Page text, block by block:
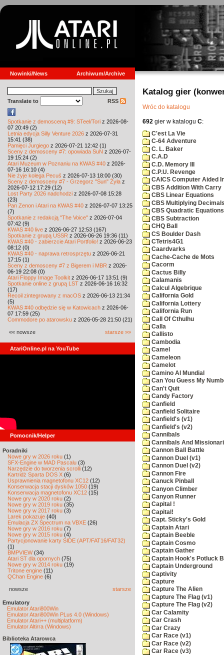
Nowinki/News Archiwum/Archive
Translate to RSS
Spotkanie z demosceną #9: STeel/Tori z 2026-08-
07 20:49 (2)
Letnia edycja Silly Venture 2026 z 2026-07-31
15:41 (38)
Pamięci Jurgiego z 2026-07-21 12:42 (1)
Sceny z demosceny #7: opowiada SuN z 2026-07-
19 15:24 (2)
Atari Muzeum w Poznaniu na KWAS #40 z 2026-
07-16 16:10 (4)
Nie żyje kolega Pecuś z 2026-07-13 18:00 (30)
Sceny z demosceny #7 - Grzegorz "Sun" Żyła z
2026-07-12 17:29 (12)
Lost Party 2026 nadchodzi z 2026-07-08 15:28
(23)
Pan Zenon i Atari na KWAS #40 z 2026-07-07 13:25
(7)
Spotkanie z redakcją "The Voice" z 2026-07-04
07:42 (9)
KWAS #40 live z 2026-06-27 12:53 (167)
Spotkanie z grupą USSR z 2026-06-26 19:36 (11)
KWAS #40 - zabierzcie Atari Portfolio! z 2026-06-23
08:12 (0)
KWAS #40 - naprawa retrosprzętu z 2026-06-21
17:15 (1)
Sceny z demosceny #7 z Bigerem i MBR z 2026-
06-19 22:08 (0)
Atari Floppy Image Toolkit z 2026-06-17 13:51 (9)
Spotkanie online z grupą LST z 2026-06-16 16:32
(17)
Recoil zintegrowany z macOS z 2026-06-13 21:34
(5)
KWAS #40 odbędzie się w Katowicach z 2026-06-
07 17:59 (25)
Commodore po atarowsku z 2026-05-28 21:50 (21)
«« nowsze starsze »»
AtariOnline.pl na YouTube
Pomocnik/Helper
Poradniki
Nowe gry w 2026 roku (1)
SFX-Engine w MAD Pascalu (3)
Narzędzie do tworzenia scrolli (12)
Kartridż Sparta DOS X (6)
Usprawnienia magnetofonu XC12 (12)
Konserwacja stacji dysków 1050 (19)
Konserwacja magnetofonu XC12 (15)
Nowe gry w 2020 roku (2)
Nowe gry w 2019 roku (35)
Nowe gry w 2017 roku (3)
Larek pokazuje (40)
Emulacja ZX Spectrum na VBXE (26)
Nowe gry w 2016 roku (7)
Nowe gry w 2015 roku (4)
Partycjonowanie karty SIDE (APT/FAT16/FAT32)
(1)
BMPVIEW(34)
Atari ST dla opornych (75)
Nowe gry w 2014 roku (19)
Tritone engine (11)
QChan Engine (6)
nowsze starsze
Emulatory
Emulator Atari800Win
Emulator Atari800Win PLus 4.0 (Windows)
Emulator Atari++ (multiplatform)
Emulator Altirra (Windows)
Biblioteka Atarowca
Katalog gier
Wróc do katalogu
692 gier w katalogu C:
C'est La Vie
C-64 Adventure
C. L. Baker
C.A.D
C.D. Memory III
C.P.U. Revenge
CAICS Computer Aided
CBS Addition With Carry
CBS Linear Equations
CBS Multiplying
CBS Quadratic Equations
CBS Subtraction
CHQ Ball
CS Boulder Dash
CTetris4G1
Caardvarks
Cache-Cache de Mots
Cacorm
Cactus Billy
Calamanis
Calcul Algebrique
California Gold
California Lottery
California Run
Call Of Cthulhu
Calla
Callisto
Cambodia
Camel
Cameleon
Camelot
Camino Al Mundial
Can You Guess My
Can't Quit
Candy Factory
Canfield
Canfield Solitaire
Canfield's (v1)
Canfield's (v2)
Cannibals
Cannibals And
Cannon Ball Battle
Cannon Duel (v1)
Cannon Duel (v2)
Cannon Fire
Canuck Pinball
Canyon Climber
Canyon Runner
Capital !
Capital!
Capt. Sticky's Gold
Captain Atari
Captain Beeble
Captain Cosmo
Captain Gather
Captain Hook's Potluck
Captain Underground
Captivity
Capture
Capture The Alien
Capture The Flag (v1)
Capture The Flag (v2)
Car Calamity
Car Crash
Car Crazy
Car Race (v1)
Car Race (v2)
Car Race (v3)